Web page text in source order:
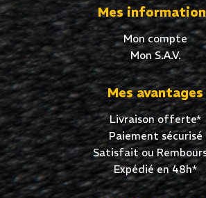
Mes
Mon compte
Mon S.A.V.
Mes avantages
Livraison offerte*
Paiement sécurisé
Satisfait ou
Expédié en 48h*